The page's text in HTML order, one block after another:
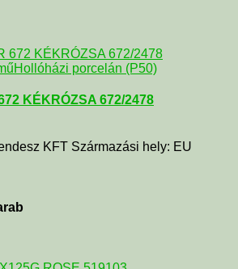
Hollóházi porcelán (P50)
KÉKRÓZSA 672/2478
KFT Származási hely: EU